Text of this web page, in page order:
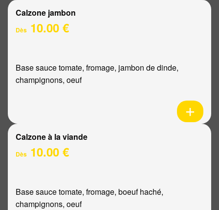
Calzone jambon
Dès 10.00 €
Base sauce tomate, fromage, jambon de dinde,
champignons, oeuf
Calzone à la viande
Dès 10.00 €
Base sauce tomate, fromage, boeuf haché,
champignons, oeuf